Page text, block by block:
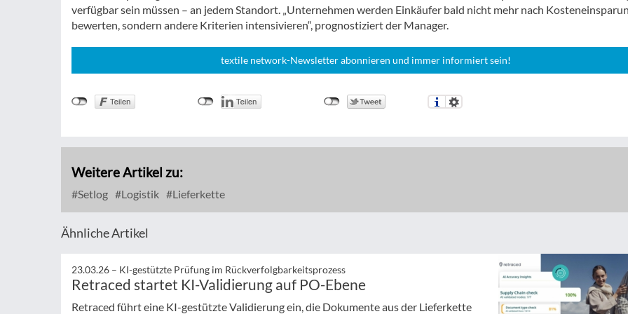
verfügbar sein müssen – an jedem Standort. „Unternehmen werden Einkäufer bald nicht mehr nach
bewerten, sondern andere Kriterien intensivieren“, prognostiziert der Manager.
textile network-Newsletter abonnieren und immer informiert sein!
Weitere Artikel zu:
Setlog Logistik Lieferkette
Ähnliche Artikel
23.03.26 – KI-gestützte Prüfung im Rückverfolgbarkeitsprozess
Retraced startet KI-Validierung auf PO-Ebene
Retraced führt eine KI-gestützte Validierung ein, die Dokumente aus der Lieferkette